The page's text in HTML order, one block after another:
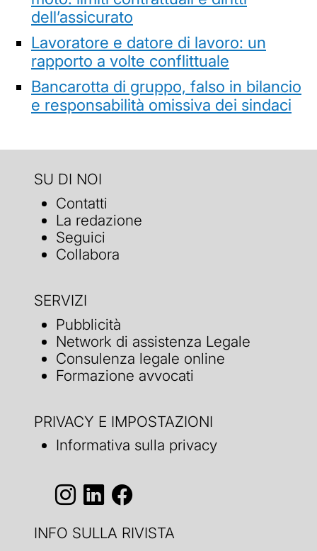
dell’assicurato
Lavoratore e datore di lavoro: un
rapporto a volte conflittuale
Bancarotta di gruppo, falso in bilancio
e responsabilità omissiva dei sindaci
SU DI NOI
Contatti
La redazione
Seguici
Collabora
SERVIZI
Pubblicità
Network di assistenza Legale
Consulenza legale online
Formazione avvocati
PRIVACY E IMPOSTAZIONI
Informativa sulla privacy
INFO SULLA RIVISTA